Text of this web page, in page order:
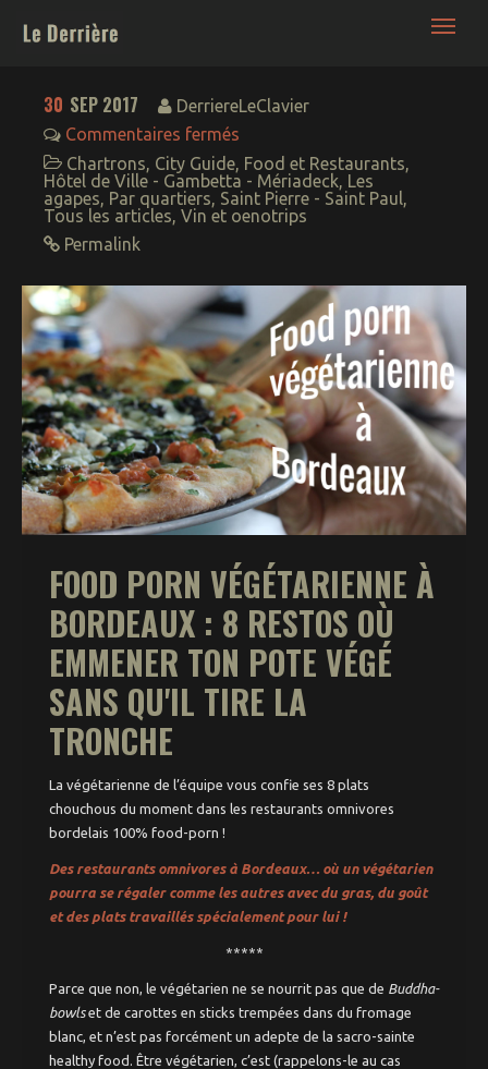
Bars – Boites – Sorties
NightWorks : la ronde
de nuit
Food
Expos & Performances
Concerts
Actualités
Saint-Michel –
Victoire
Saint Pierre –
Saint Paul
30 SEP 2017
DerriereLeClavier
Commentaires fermés
Chartrons, City Guide, Food et Restaurants,
Hôtel de Ville - Gambetta - Mériadeck, Les
agapes, Par quartiers, Saint Pierre - Saint Paul,
Tous les articles, Vin et oenotrips
Permalink
FOOD PORN VÉGÉTARIENNE À
BORDEAUX : 8 RESTOS OÙ
EMMENER TON POTE VÉGÉ
SANS QU'IL TIRE LA
TRONCHE
La végétarienne de l’équipe vous confie ses 8 plats
chouchous du moment dans les restaurants omnivores
bordelais 100% food-porn !
Des restaurants omnivores à Bordeaux… où un végétarien
pourra se régaler comme les autres avec du gras, du goût
et des plats travaillés spécialement pour lui !
*****
Parce que non, le végétarien ne se nourrit pas que de Buddha-
bowlset de carottes en sticks trempées dans du fromage
blanc, et n’est pas forcément un adepte de la sacro-sainte
healthy food. Être végétarien, c’est (rappelons-le au cas